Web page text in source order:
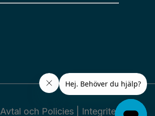
Avtal och Policies Integritet